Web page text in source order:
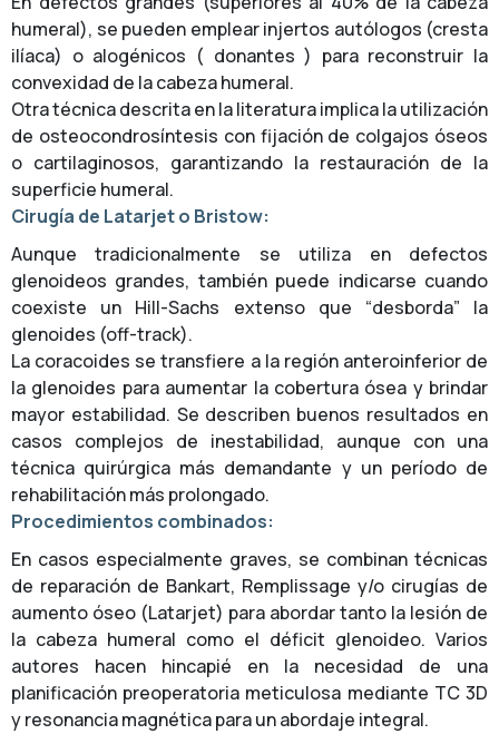
humeral), se pueden emplear injertos autólogos (cresta
ilíaca) o alogénicos ( donantes ) para reconstruir la
convexidad de la cabeza humeral.
Otra técnica descrita en la literatura implica la utilización
de osteocondrosíntesis con fijación de colgajos óseos
o cartilaginosos, garantizando la restauración de la
superficie humeral.
Cirugía de Latarjet o Bristow:
Aunque tradicionalmente se utiliza en defectos
glenoideos grandes, también puede indicarse cuando
coexiste un Hill-Sachs extenso que “desborda” la
glenoides (off-track).
La coracoides se transfiere a la región anteroinferior de
la glenoides para aumentar la cobertura ósea y brindar
mayor estabilidad. Se describen buenos resultados en
casos complejos de inestabilidad, aunque con una
técnica quirúrgica más demandante y un período de
rehabilitación más prolongado.
Procedimientos combinados:
En casos especialmente graves, se combinan técnicas
de reparación de Bankart, Remplissage y/o cirugías de
aumento óseo (Latarjet) para abordar tanto la lesión de
la cabeza humeral como el déficit glenoideo. Varios
autores hacen hincapié en la necesidad de una
planificación preoperatoria meticulosa mediante TC 3D
y resonancia magnética para un abordaje integral.